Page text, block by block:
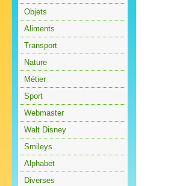
Objets
Aliments
Transport
Nature
Métier
Sport
Webmaster
Walt Disney
Smileys
Alphabet
Diverses